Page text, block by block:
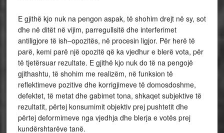
E gjithë kjo nuk na pengon aspak, të shohim drejt në sy, sot
dhe në ditët në vijim, parregullsitë dhe interferimet
antiligjore të ish–opozitës, në procesin ligjor. Për herë të
parë, kemi parë një opozitë që ka vjedhur e blerë vota, për
të tjetërsuar rezultate. E gjithë kjo nuk do të na pengojë
gjithashtu, të shohim me realizëm, në funksion të
reflektimeve pozitive dhe korrigjimeve të domosdoshme,
defektet, të metat dhe gabimet tona, shkaqet subjektive të
rezultatit, përtej konsumimit objektiv prej pushtetit dhe
përtej deformimeve nga vjedhja dhe blerja e votës prej
kundërshtarëve tanë.